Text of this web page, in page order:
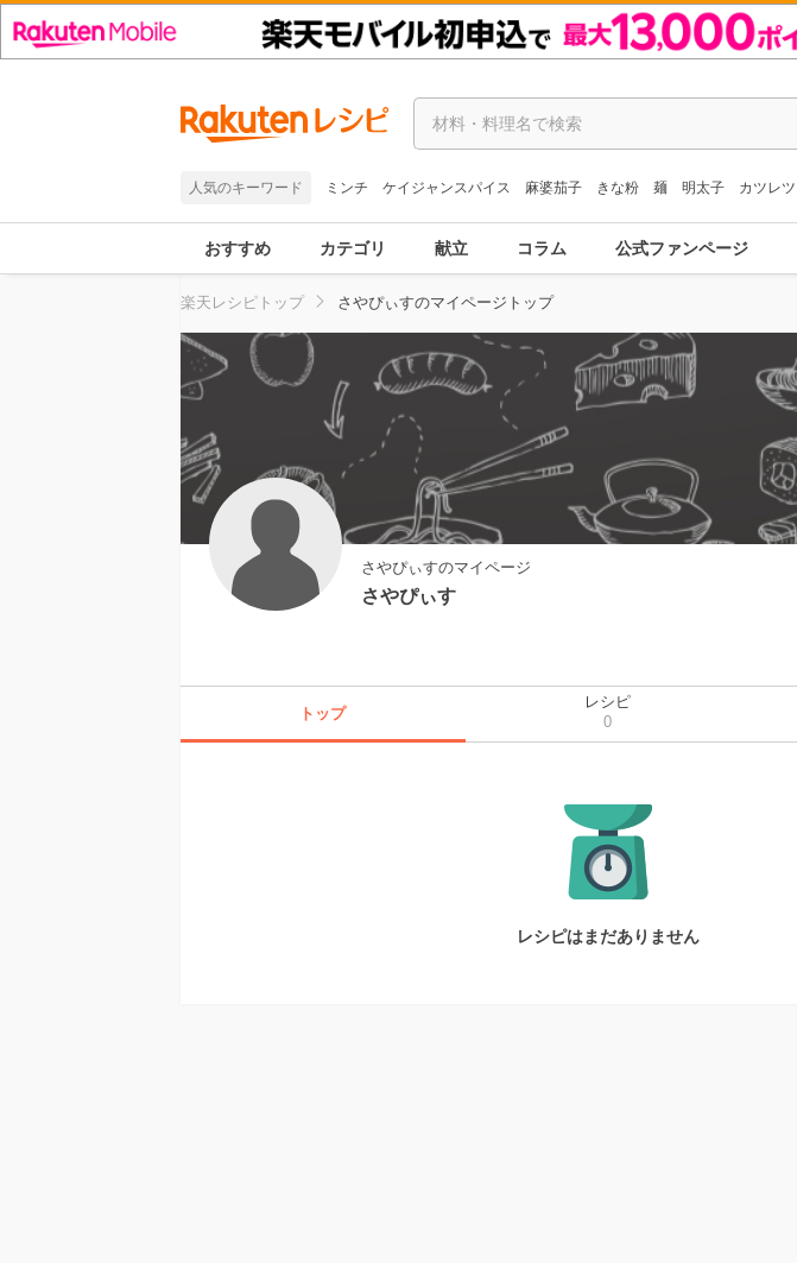
人気のキーワード ミンチ ケイジャンスパイス 麻婆茄子 きな粉 麺 明太子 カツレツ
おすすめ カテゴリ 献立 コラム 公式ファンページ
楽天レシピトップ さやぴぃすのマイページトップ
さやぴぃすのマイページ
さやぴぃす
トップ
レシピ
0
レシピはまだありません